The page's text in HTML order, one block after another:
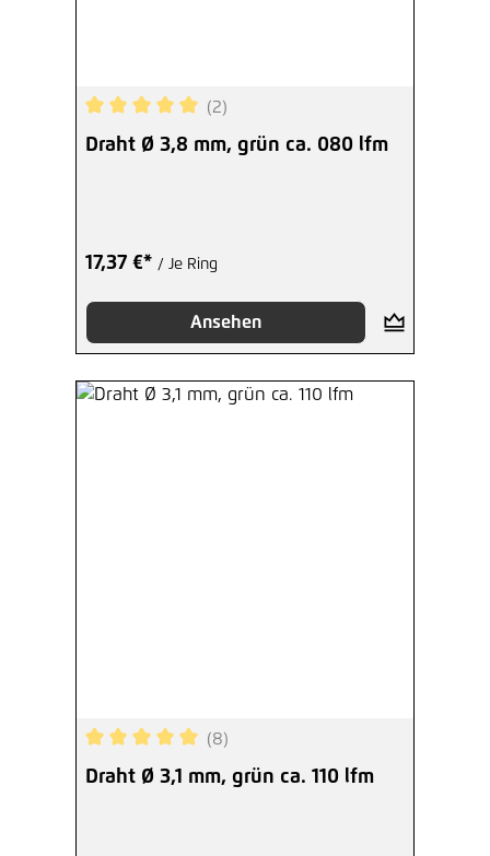
Durchschnittliche Bewertung von 5 von 5
(2)
Draht Ø 3,8 mm, grün ca. 080 lfm
17,37 €* / Je Ring
Ansehen
Durchschnittliche Bewertung von 5 von 5
(8)
Draht Ø 3,1 mm, grün ca. 110 lfm